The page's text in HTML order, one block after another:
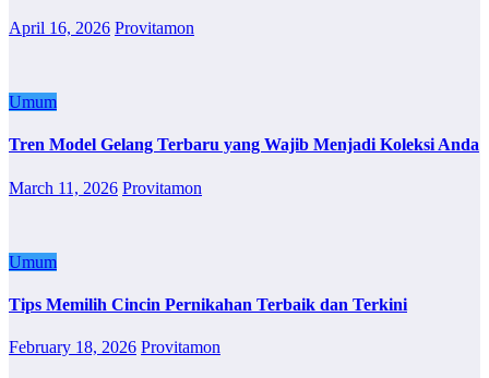
April 16, 2026 Provitamon
Umum
Tren Model Gelang Terbaru yang Wajib Menjadi Koleksi Anda
March 11, 2026 Provitamon
Umum
Tips Memilih Cincin Pernikahan Terbaik dan Terkini
February 18, 2026 Provitamon